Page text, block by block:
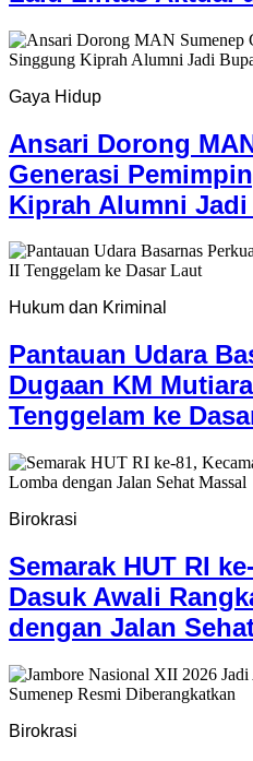
Gaya Hidup
Ansari Dorong
Generasi
Kiprah Alumni
Hukum dan Kriminal
Pantauan Udara
Dugaan KM
Tenggelam ke
Birokrasi
Semarak HUT RI
Dasuk Awali
dengan Jalan
Birokrasi